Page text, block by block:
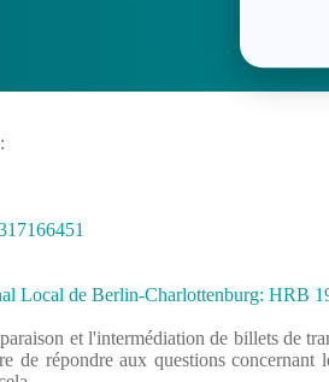
Local de Berlin-Charlottenburg: HRB
et l'intermédiation de billets de
de répondre aux questions